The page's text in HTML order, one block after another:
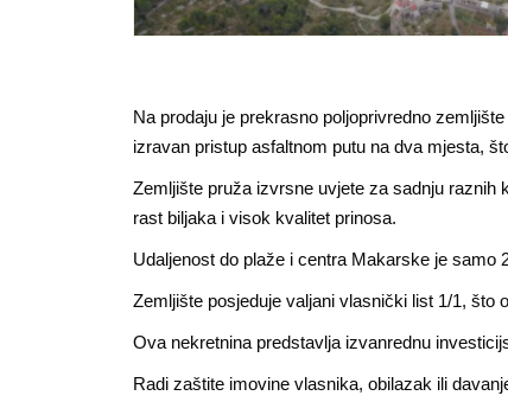
Na prodaju je prekrasno poljoprivredno
izravan pristup asfaltnom putu na dva mjesta,
Zemljište pruža izvrsne uvjete za sadnju raznih
rast biljaka i visok kvalitet prinosa.
Udaljenost do plaže i centra Makarske je samo
Zemljište posjeduje valjani vlasnički list 1/1, što
Ova nekretnina predstavlja izvanrednu
Radi zaštite imovine vlasnika, obilazak ili